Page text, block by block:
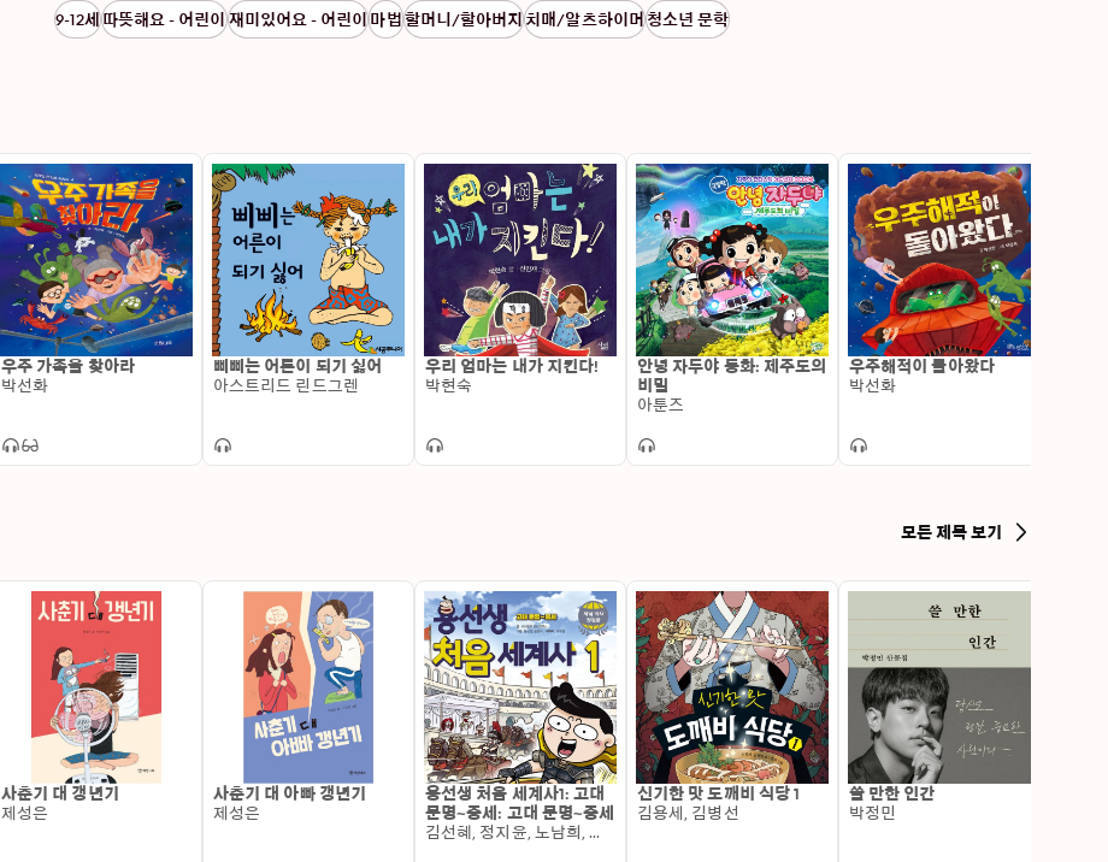
9-12세따뜻해요 - 어린이재미있어요 - 어린이마법할머니/할아버지치매/알츠하이머청소년 문학
우주 가족을 찾아라
박선화
삐삐는 어른이 되기 싫어
아스트리드 린드그렌
우리 엄마는 내가 지킨다!
박현숙
안녕 자두야 동화: 제주도의
비밀
아툰즈
우주해적이 돌아왔다
박선화
모든 제목 보기
사춘기 대 갱년기
제성은
사춘기 대 아빠 갱년기
제성은
용선생 처음 세계사1: 고대
문명~중세: 고대 문명~중세
김선혜, 정지윤, 노남희, 뭉선생, 윤효식, 이우일, 김선빈, 사회평론 역사연구소
신기한 맛 도깨비 식당 1
김용세, 김병선
쓸 만한 인간
박정민